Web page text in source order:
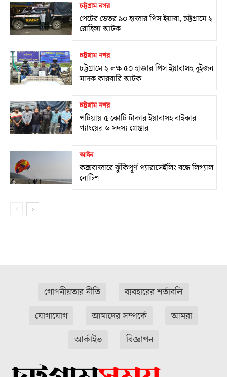
চট্টগ্রাম নগর
পেটের ভেতর ৯০ হাজার পিস ইয়াবা, চট্টগ্রামে ২
রোহিঙ্গা আটক
চট্টগ্রাম নগর
চট্টগ্রামে ২ লক্ষ ৫০ হাজার পিস ইয়াবাসহ দুইজন
মাদক কারবারি আটক
চট্টগ্রাম নগর
পটিয়ায় ৫ কোটি টাকার ইয়াবাসহ বাইকার
গ্যাংয়ের ৬ সদস্য গ্রেপ্তার
আইন
কক্সবাজারে ঝুঁকিপূর্ণ প্যারাসেইলিং বন্ধে লিগ্যাল
নোটিশ
গোপনীয়তার নীতি
ব্যবহারের শর্তাবলি
যোগাযোগ
আমাদের সম্পর্কে
আমরা
আর্কাইভ
বিজ্ঞাপন